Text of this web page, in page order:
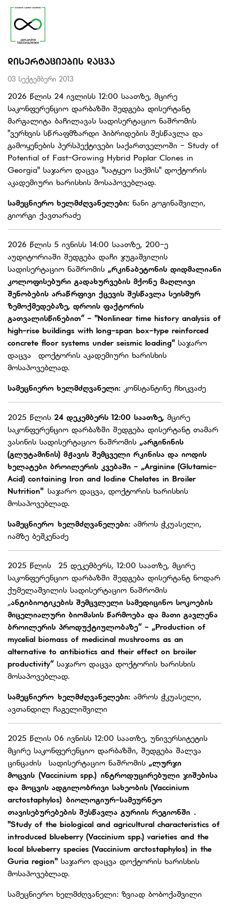
ᲓᲘᲡᲔᲠᲢᲐᲪᲘᲔᲑᲘᲡ ᲓᲐᲪᲕᲐ
03 სექტემბერი 2013
2026 წლის 24 ივლისს 12:00 საათზე, მცირე
საკონფერენციო დარბაზში შედგება დისერტანტ
მარგალიტა ბაჩილავას სადისერტაციო ნაშრომის
"ვერხვის სწრაფმზარდი ჰიბრიდების შესწავლა და
გამოყენების პერსპექტივები საქართველოში - Study of
Potential of Fast-Growing Hybrid Poplar Clones in
Georgia" საჯარო დაცვა "სატყეო საქმის" დოქტორის
აკადემიური ხარისხის მოსაპოვებლად.
სამეცნიერო ხელმძღვანელები: ნანი გოგინაშვილი,
გიორგი ქავთარაძე
2026 წლის 5 ივნისს 14:00 საათზე, 200-ე
აუდიტორიაში შედგება დაჩი ჯუგაშვილის
სადისერტაციო ნაშრომის „რკინაბეტონის დიდმალიანი
კოლოფისებური გადახურვების მქონე მაღლივი
შენობების არაწრფივი ქცევის შესწავლა სეისმურ
ზემოქმედებაზე, დროის ფაქტორის
გათვალისწინებით“ - "Nonlinear time history analysis of
high-rise buildings with long-span box-type reinforced
concrete floor systems under seismic loading" საჯარო
დაცვა დოქტორის აკადემიური ხარისხის
მოსაპოვებლად.
სამეცნიერო ხელმძღვანელი: კონსტანტინე ჩხიკვაძე
2025 წლის 24 დეკემბერს 12:00 საათზე, მცირე
საკონფერენციო დარბაზში შედგება დისერტანტ თამარ
ვასინის სადისერტაციო ნაშრომის „არგინინის
(გლუტამინის) მჟავის შემცველი რკინისა და იოდის
ხელატები ბროილერის კვებაში - „Arginine (Glutamic-
Acid) containing Iron and Iodine Chelates in Broiler
Nutrition" საჯარო დაცვა, დოქტორის ხარისხის
მოსაპოვებლად.
სამეცნიერო ხელმძღვანელები: ამროს ჭკუასელი,
იამზე ბეშკენაძე
2025 წლის 25 დეკემბერს, 12:00 საათზე, მცირე
საკონფერენციო დარბაზში შედგება დისერტანტ ნოდარ
ქუმელაშვილის სადისერტაციო ნაშრომის
„ანტიბიოტიკების შემცვლელი სამედიცინო სოკოების
მიცელიალური ბიომასის წარმოება და მათი გავლენა
ბროილერის პროდუქტიულობაზე“ - „Production of
mycelial biomass of medicinal mushrooms as an
alternative to antibiotics and their effect on broiler
productivity“ საჯარო დაცვა დოქტორის ხარისხის
მოსაპოვებლად.
სამეცნიერო ხელმძღვანელები: ამროს ჭკუასელი,
ავთანდილ ჩაგელიშვილი
2025 წლის 06 ივნისს 12:00 საათზე, უნივერსიტეტის
მცირე საკონფერენციო დარბაზში, შედგება შალვა
ცინცაძის სადისერტაციო ნაშრომის „ლურჯი
მოცვის (Vaccinium spp.) ინტროდუცირებული ჯიშებისა
და მოცვის ადგილობრივი სახეობის (Vaccinium
arctostaphylos) ბიოლოგიურ-სამეურნეო
თავისებურებების შესწავლა გურიის რეგიონში .
"Study of the biological and agricultural characteristics of
introduced blueberry (Vaccinium spp.) varieties and the
local blueberry species (Vaccinium arctostaphylos) in the
Guria region" საჯარო დაცვა დოქტორის ხარისხის
მოსაპოვებლად.
სამეცნიერო ხელმძღვანელი: ზვიად ბობოქაშვილი